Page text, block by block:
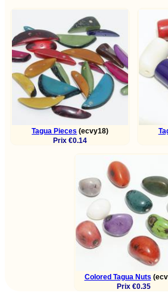
Tagua Pieces (ecvy18)
Prix €0.14
Colored Tagua Nuts
Prix €0.35